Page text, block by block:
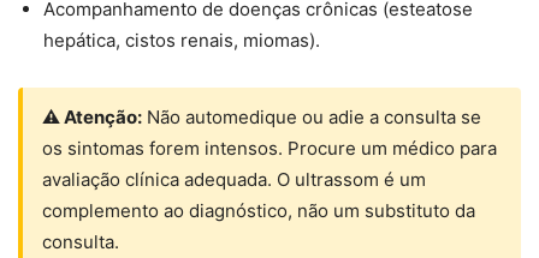
Acompanhamento de doenças crônicas (esteatose
hepática, cistos renais, miomas).
⚠ Atenção: Não automedique ou adie a consulta se
os sintomas forem intensos. Procure um médico para
avaliação clínica adequada. O ultrassom é um
complemento ao diagnóstico, não um substituto da
consulta.